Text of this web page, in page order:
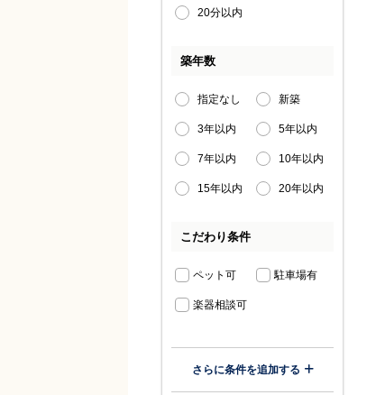
20分以内
築年数
指定なし 新築
3年以内 5年以内
7年以内 10年以内
15年以内 20年以内
こだわり条件
ペット可 駐車場有
楽器相談可
さらに条件を追加する